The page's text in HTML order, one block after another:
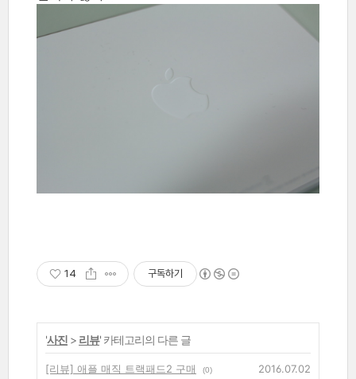
14 구독하기
'사진 > 리뷰' 카테고리의 다른 글
[리뷰] 애플 매직 트랙패드2 구매 (0)
2016.07.02